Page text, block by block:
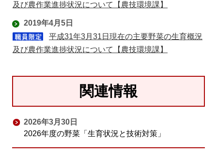
及び農作業進捗状況について【農技環境課】
2019年4月5日
平成31年3月31日現在の主要野菜の生育概況
及び農作業進捗状況について【農技環境課】
関連情報
2026年3月30日
2026年度の野菜「生育状況と技術対策」